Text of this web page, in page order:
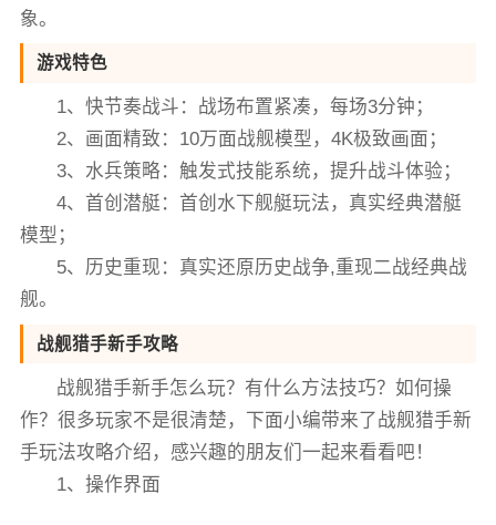
象。
游戏特色
1、快节奏战斗：战场布置紧凑，每场3分钟；
2、画面精致：10万面战舰模型，4K极致画面；
3、水兵策略：触发式技能系统，提升战斗体验；
4、首创潜艇：首创水下舰艇玩法，真实经典潜艇
模型；
5、历史重现：真实还原历史战争,重现二战经典战
舰。
战舰猎手新手攻略
战舰猎手新手怎么玩？有什么方法技巧？如何操
作？很多玩家不是很清楚，下面小编带来了战舰猎手新
手玩法攻略介绍，感兴趣的朋友们一起来看看吧！
1、操作界面